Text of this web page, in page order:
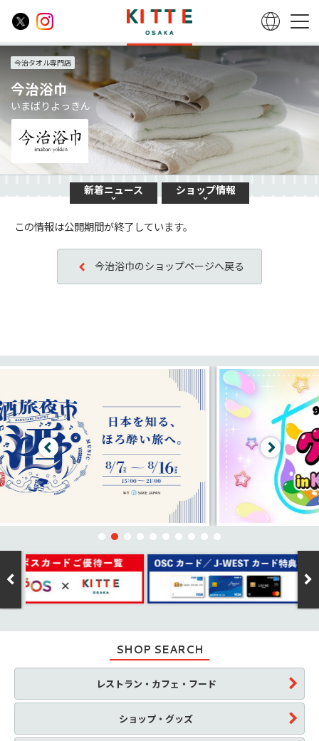
今治タオル専門店
今治浴巾
いまばりよっきん
新着ニュース ショップ情報
この情報は公開期間が終了しています。
今治浴巾のショップページへ戻る
SHOP SEARCH
レストラン・カフェ・フード
ショップ・グッズ